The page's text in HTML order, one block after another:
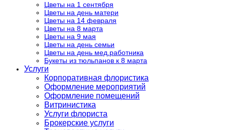
Цветы на 1 сентября
Цветы на день матери
Цветы на 14 февраля
Цветы на 8 марта
Цветы на 9 мая
Цветы на день семьи
Цветы на день мед.работника
Букеты из тюльпанов к 8 марта
Услуги
Корпоративная флористика
Оформление мероприятий
Оформление помещений
Витринистика
Услуги флориста
Брокерские услуги